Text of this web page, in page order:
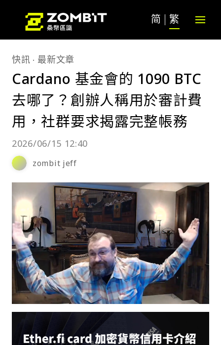
简 繁
快訊 最新文章
Cardano 基金會的 1090 BTC
去哪了？創辦人稱用於審計費
用，社群要求揭露完整帳務
2026/06/15 12:40
zombit jeff